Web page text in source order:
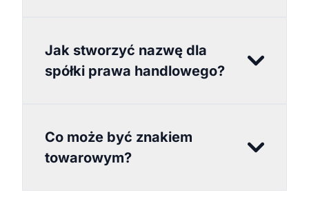
Jak stworzyć nazwę dla
spółki prawa handlowego?
Co może być znakiem
towarowym?